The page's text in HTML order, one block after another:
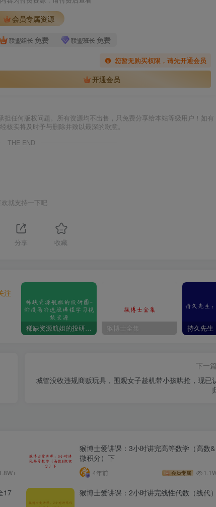
会员专属资源
联盟组长 免费 联盟班长 免费
您暂无购买权限，请先开通会员
开通会员
任何版权问题。所有资源均不出售，只免费分享给本站等级用户！如有
实将及时予与删除并致以最深的歉意。
THE END
欢就支持一下吧
分享 收藏
注
稀缺资源航姐的投研圈-价投高阶选股课程学习视频资源 猴博士全集
下一篇
城管没收违规商贩玩具，围观女子趁机带小孩哄抢，现已
1.8W+
猴博士爱讲课：3小时讲完高等数学（高数&
微积分）下
4年前 会员专属
17
猴博士爱讲课：2小时讲完线性代数（线代）